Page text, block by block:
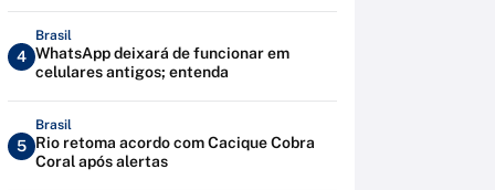
4
Brasil
WhatsApp deixará de funcionar em
celulares antigos; entenda
5
Brasil
Rio retoma acordo com Cacique Cobra
Coral após alertas